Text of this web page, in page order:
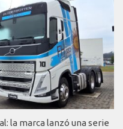
la marca lanzó una serie